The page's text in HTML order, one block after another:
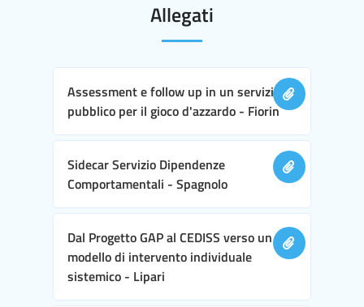
Allegati
Assessment e follow up in un servizio
pubblico per il gioco d'azzardo - Fiorin
Sidecar Servizio Dipendenze
Comportamentali - Spagnolo
Dal Progetto GAP al CEDISS verso un
modello di intervento individuale
sistemico - Lipari